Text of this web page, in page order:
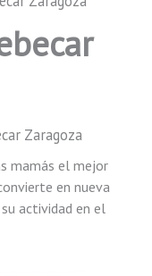
Zaragoza
mamás el mejor
en nueva
actividad en el